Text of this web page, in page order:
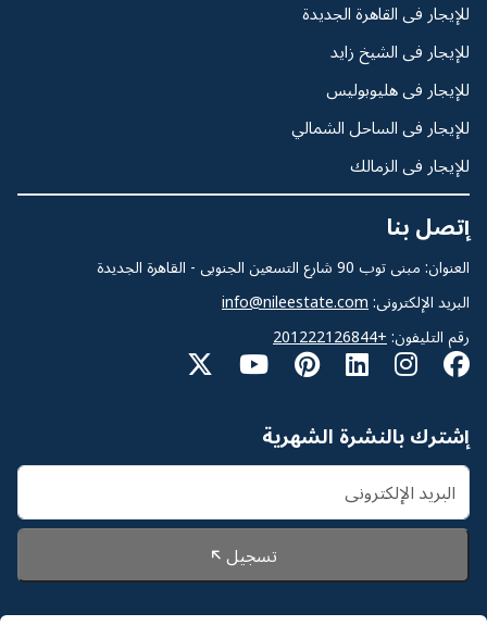
للإيجار فى القاهرة الجديدة
للإيجار فى الشيخ زايد
للإيجار فى هليوبوليس
للإيجار فى الساحل الشمالي
للإيجار فى الزمالك
إتصل بنا
العنوان: مبنى توب 90 شارع التسعين الجنوبى - القاهرة الجديدة
البريد الإلكترونى: info@nileestate.com
رقم التليفون: +201222126844
إشترك بالنشرة الشهرية
تسجيل